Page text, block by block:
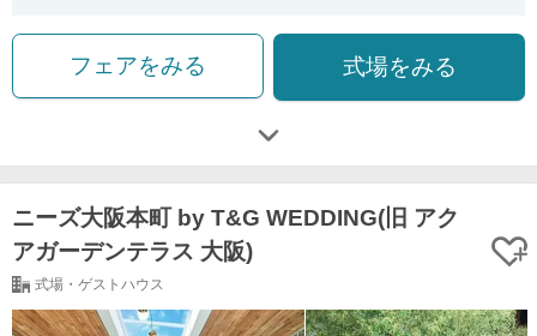
フェアをみる 式場をみる
ニーズ大阪本町 by T&G WEDDING(旧 アク
アガーデンテラス 大阪)
式場・ゲストハウス